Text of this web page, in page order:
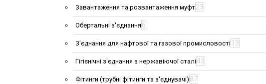
Завантаження та розвантаження муфт23
Обертальні з'єднання 6
З'єднання для нафтової та газової промисловості 13
Гігієнічні з'єднання з нержавіючої сталі43
Фітинги (трубні фітинги та з'єднувачі) 87